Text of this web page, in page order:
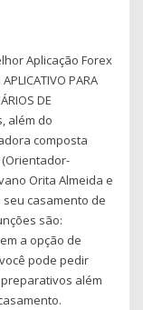
Aplicação Forex
PARA
DE
além do
composta
Orita Almeida e
casamento de
são:
a opção de
pode pedir
além